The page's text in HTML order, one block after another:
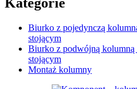
Biurko z pojedynczą
stojącym
Biurko z podwójną
stojącym
Montaż kolumny